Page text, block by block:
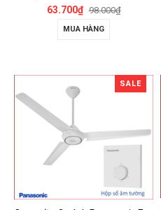
63.700₫ 98.000₫
MUA HÀNG
SALE